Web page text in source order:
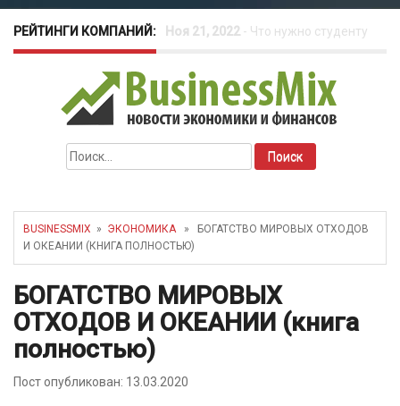
РЕЙТИНГИ КОМПАНИЙ: Ноя 21, 2022 - Что нужно студенту
для открытия бизнеса?
Окт 26, 2022-Телефония для
amoCRM: лучшие инструменты для
бизнеса
Май 16, 2022
как защитить свой бизнес?
Найти:
BUSINESSMIX » ЭКОНОМИКА» БОГАТСТВО МИРОВЫХ ОТХОДОВ
И ОКЕАНИИ (КНИГА ПОЛНОСТЬЮ)
БОГАТСТВО МИРОВЫХ
ОТХОДОВ И ОКЕАНИИ (книга
полностью)
Пост опубликован: 13.03.2020